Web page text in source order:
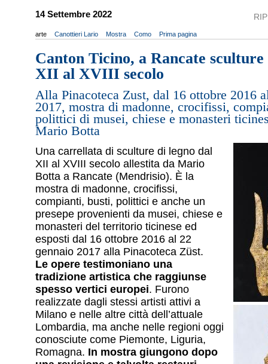
14 Settembre 2022
arte Canottieri Lario Mostra Como Prima pagina
Canton Ticino, a Rancate sculture
XII al XVIII secolo
Alla Pinacoteca Zust, dal 16 ottobre 2016
2017, mostra di madonne, crocifissi,
polittici di musei, chiese e monasteri
Mario Botta
Una carrellata di sculture di legno dal
XII al XVIII secolo allestita da Mario
Botta a Rancate (Mendrisio). È la
mostra di madonne, crocifissi,
compianti, busti, polittici e anche un
presepe provenienti da musei, chiese e
monasteri del territorio ticinese ed
esposti dal 16 ottobre 2016 al 22
gennaio 2017 alla Pinacoteca Züst.
Le opere testimoniano una
tradizione artistica che raggiunse
spesso vertici europei. Furono
realizzate dagli stessi artisti attivi a
Milano e nelle altre città dell’attuale
Lombardia, ma anche nelle regioni oggi
conosciute come Piemonte, Liguria,
Romagna. In mostra giungono dopo